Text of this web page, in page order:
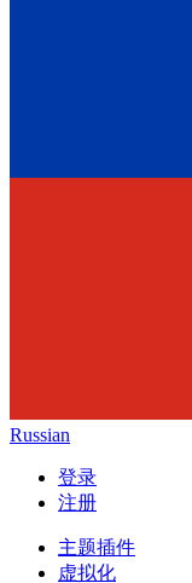
Russian
登录
注册
主题插件
虚拟化